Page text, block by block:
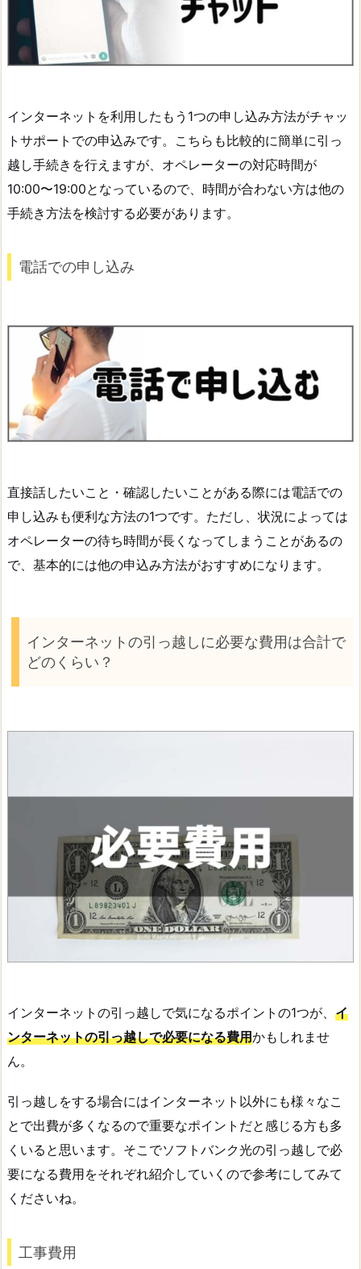
インターネットを利用したもう1つの申し込み方法がチャッ
トサポートでの申込みです。こちらも比較的に簡単に引っ
越し手続きを行えますが、オペレーターの対応時間が
10:00〜19:00となっているので、時間が合わない方は他の
手続き方法を検討する必要があります。
電話での申し込み
直接話したいこと・確認したいことがある際には電話での
申し込みも便利な方法の1つです。ただし、状況によっては
オペレーターの待ち時間が長くなってしまうことがあるの
で、基本的には他の申込み方法がおすすめになります。
インターネットの引っ越しに必要な費用は合計で
どのくらい？
インターネットの引っ越しで気になるポイントの1つが、 イ
ンターネットの引っ越しで必要になる費用かもしれませ
ん。
引っ越しをする場合にはインターネット以外にも様々なこ
とで出費が多くなるので重要なポイントだと感じる方も多
くいると思います。そこでソフトバンク光の引っ越しで必
要になる費用をそれぞれ紹介していくので参考にしてみて
くださいね。
工事費用